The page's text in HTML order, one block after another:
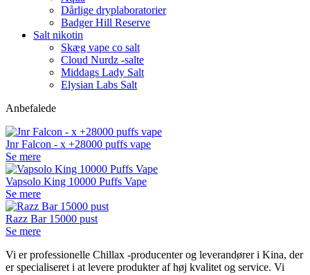
Dårlige dryplaboratorier
Badger Hill Reserve
Salt nikotin
Skæg vape co salt
Cloud Nurdz -salte
Middags Lady Salt
Elysian Labs Salt
Anbefalede
Jnr Falcon - x +28000 puffs vape
Se mere
Vapsolo King 10000 Puffs Vape
Se mere
Razz Bar 15000 pust
Se mere
Vi er professionelle Chillax -producenter og leverandører i Kina, der
er specialiseret i at levere produkter af høj kvalitet og service. Vi